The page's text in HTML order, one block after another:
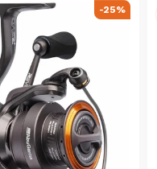
-25%